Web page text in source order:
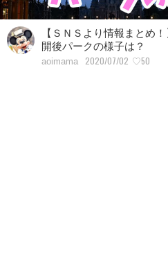
【ＳＮＳより情報まとめ
開後パークの様子は？
aoimama 2020/07/02 ♡50